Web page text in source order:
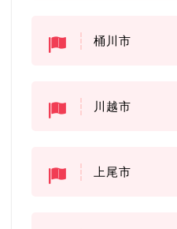
桶川市
川越市
上尾市